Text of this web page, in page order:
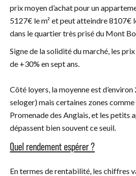
prix moyen d’achat pour un
5127€ le m² et peut atteindre 8107€
dans le quartier très prisé du Mont
Signe de la solidité du marché, les
de +30% en sept ans.
Côté loyers, la moyenne est d’environ
seloger) mais certaines zones comme
Promenade des Anglais, et les petits
dépassent bien souvent ce seuil.
Quel rendement espérer ?
En termes de rentabilité, les chiffres